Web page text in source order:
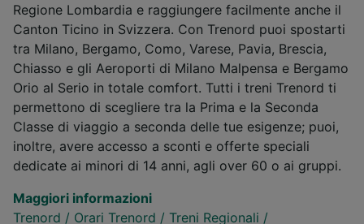
Regione Lombardia e raggiungere facilmente anche il
Canton Ticino in Svizzera. Con Trenord puoi spostarti
tra Milano, Bergamo, Como, Varese, Pavia, Brescia,
Chiasso e gli Aeroporti di Milano Malpensa e Bergamo
Orio al Serio in totale comfort. Tutti i treni Trenord ti
permettono di scegliere tra la Prima e la Seconda
Classe di viaggio a seconda delle tue esigenze; puoi,
inoltre, avere accesso a sconti e offerte speciali
dedicate ai minori di 14 anni, agli over 60 o ai gruppi.
Maggiori informazioni
Trenord / Orari Trenord / Treni Regionali /